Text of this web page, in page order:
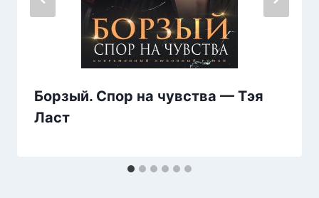
Борзый. Спор на чувства — Тэя
Ласт